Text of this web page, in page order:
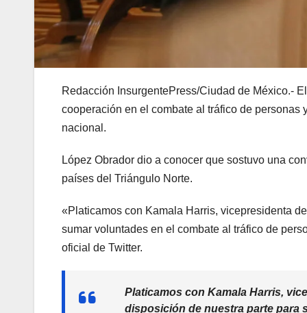
Redacción InsurgentePress/Ciudad de México.-
cooperación en el combate al tráfico de personas
nacional.
López Obrador dio a conocer que sostuvo una
países del Triángulo Norte.
«Platicamos con Kamala Harris, vicepresidenta
sumar voluntades en el combate al tráfico de
oficial de Twitter.
Platicamos con Kamala Harris,
disposición de nuestra parte para